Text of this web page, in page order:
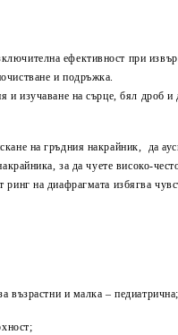
ефективност при
и подръжка.
изучаване на сърце, бял дроб
на гръдния накрайник, да
за да чуете високо-
на диафрагмата избягва
възрастни и малка – педиатрична;